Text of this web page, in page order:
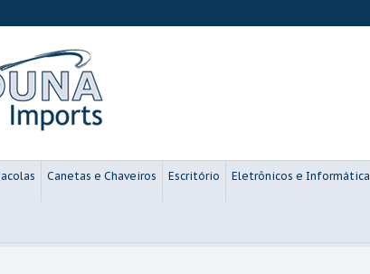
Canetas e Chaveiros Escritório Eletrônicos e Informática